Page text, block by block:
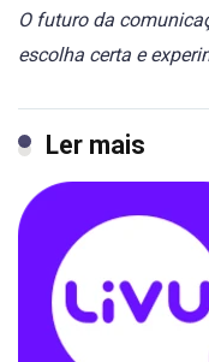
O futuro da
escolha certa e
Ler mais